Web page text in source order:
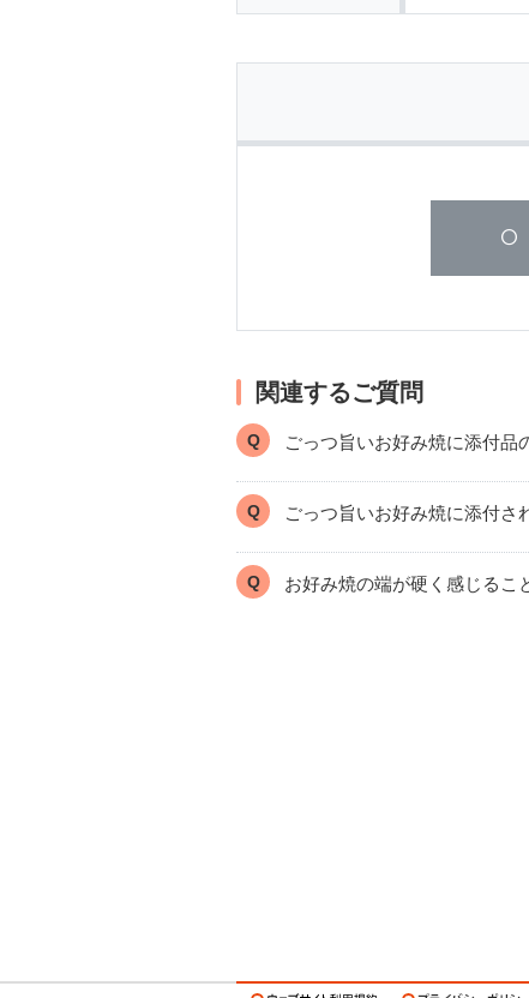
関連するご質問
ごっつ旨いお好み焼に添付品
ごっつ旨いお好み焼に添付さ
お好み焼の端が硬く感じるこ